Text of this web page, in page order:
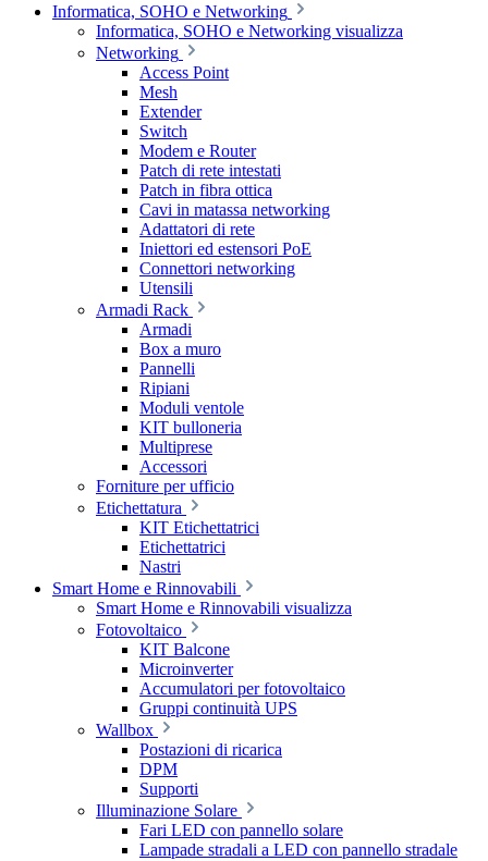
Informatica, SOHO e Networking
Informatica, SOHO e Networking visualizza
Networking
Access Point
Mesh
Extender
Switch
Modem e Router
Patch di rete intestati
Patch in fibra ottica
Cavi in matassa networking
Adattatori di rete
Iniettori ed estensori PoE
Connettori networking
Utensili
Armadi Rack
Armadi
Box a muro
Pannelli
Ripiani
Moduli ventole
KIT bulloneria
Multiprese
Accessori
Forniture per ufficio
Etichettatura
KIT Etichettatrici
Etichettatrici
Nastri
Smart Home e Rinnovabili
Smart Home e Rinnovabili visualizza
Fotovoltaico
KIT Balcone
Microinverter
Accumulatori per fotovoltaico
Gruppi continuità UPS
Wallbox
Postazioni di ricarica
DPM
Supporti
Illuminazione Solare
Fari LED con pannello solare
Lampade stradali a LED con pannello stradale